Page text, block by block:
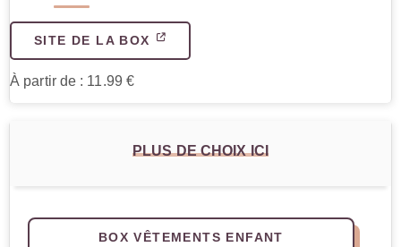
SITE DE LA BOX
À partir de : 11.99 €
PLUS DE CHOIX ICI
BOX VÊTEMENTS ENFANT